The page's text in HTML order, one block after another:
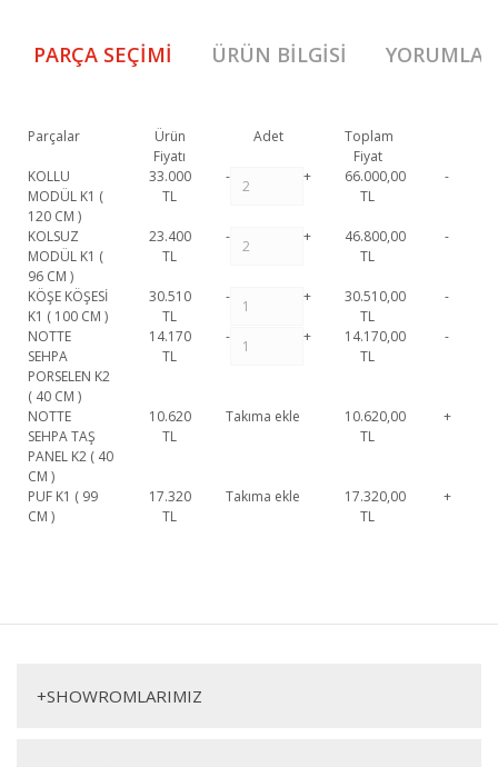
PARÇA SEÇIMI ÜRÜN BILGISI YORUMLAR
Parçalar
Ürün
Fiyatı
Adet
Toplam
Fiyat
KOLLU
MODÜL K1 (
120 CM )
33.000
TL
- +
66.000,00
TL
-
KOLSUZ
MODÜL K1 (
96 CM )
23.400
TL
- +
46.800,00
TL
-
KÖŞE KÖŞESİ
K1 ( 100 CM )
30.510
TL
- +
30.510,00
TL
-
NOTTE
SEHPA
PORSELEN K2
( 40 CM )
14.170
TL
- +
14.170,00
TL
-
NOTTE
SEHPA TAŞ
PANEL K2 ( 40
CM )
10.620
TL
Takıma ekle
10.620,00
TL
+
PUF K1 ( 99
CM )
17.320
TL
Takıma ekle
17.320,00
TL
+
Notte Köşe Koltuk 2
+SHOWROMLARIMIZ